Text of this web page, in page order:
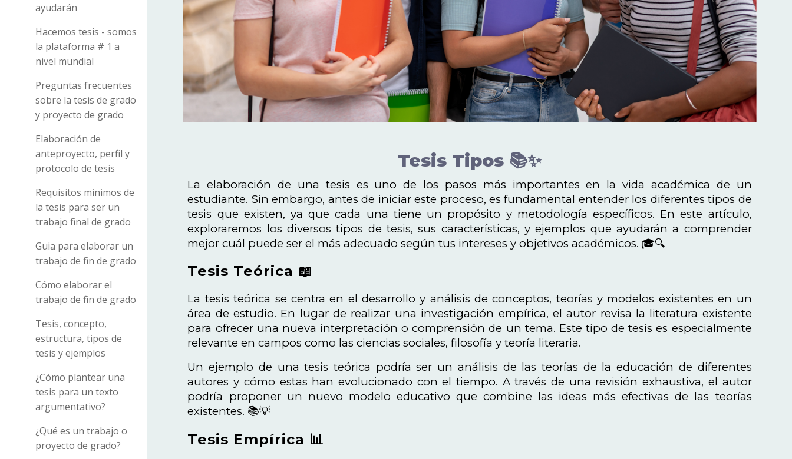
ayudarán
Hacemos tesis - somos
la plataforma # 1 a
nivel mundial
Preguntas frecuentes
sobre la tesis de grado
y proyecto de grado
Elaboración de
anteproyecto, perfil y
protocolo de tesis
Requisitos minimos de
la tesis para ser un
trabajo final de grado
Guia para elaborar un
trabajo de fin de grado
Cómo elaborar el
trabajo de fin de grado
Tesis, concepto,
estructura, tipos de
tesis y ejemplos
¿Cómo plantear una
tesis para un texto
argumentativo?
¿Qué es un trabajo o
proyecto de grado?
Tesis Tipos 📚✨
La elaboración de una tesis es uno de los pasos más importantes en la vida académica de un
estudiante. Sin embargo, antes de iniciar este proceso, es fundamental entender los diferentes tipos de
tesis que existen, ya que cada una tiene un propósito y metodología específicos. En este artículo,
exploraremos los diversos tipos de tesis, sus características, y ejemplos que ayudarán a comprender
mejor cuál puede ser el más adecuado según tus intereses y objetivos académicos. 🎓🔍
Tesis Teórica 📖
La tesis teórica se centra en el desarrollo y análisis de conceptos, teorías y modelos existentes en un
área de estudio. En lugar de realizar una investigación empírica, el autor revisa la literatura existente
para ofrecer una nueva interpretación o comprensión de un tema. Este tipo de tesis es especialmente
relevante en campos como las ciencias sociales, filosofía y teoría literaria.
Un ejemplo de una tesis teórica podría ser un análisis de las teorías de la educación de diferentes
autores y cómo estas han evolucionado con el tiempo. A través de una revisión exhaustiva, el autor
podría proponer un nuevo modelo educativo que combine las ideas más efectivas de las teorías
existentes. 📚💡
Tesis Empírica 📊